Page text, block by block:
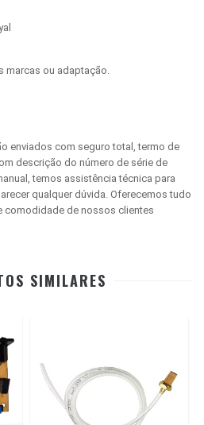
marcas ou adaptação.
enviados com seguro total, termo de
descrição do número de série de
temos assistência técnica para
qualquer dúvida. Oferecemos tudo
comodidade de nossos clientes
SIMILARES